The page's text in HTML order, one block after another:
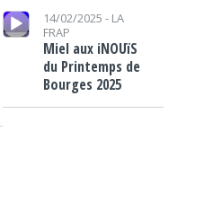
Lecteur audio
14/02/2025 - LA
FRAP
Miel aux iNOUïS
du Printemps de
Bourges 2025